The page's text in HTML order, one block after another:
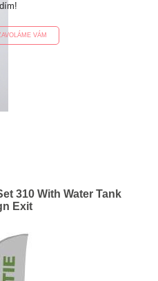
VÁM
310 With Water Tank
Exit